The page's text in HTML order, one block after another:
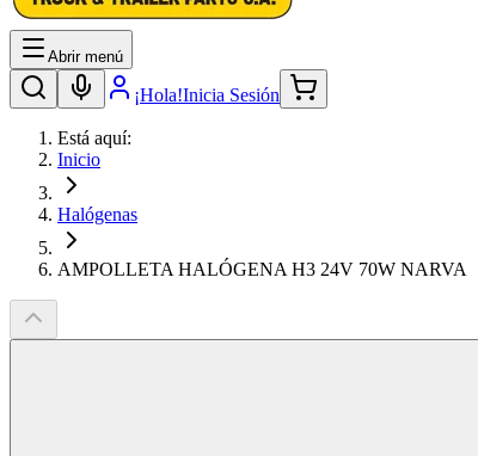
Abrir menú
¡Hola!Inicia Sesión
Está aquí:
Inicio
Halógenas
AMPOLLETA HALÓGENA H3 24V 70W NARVA